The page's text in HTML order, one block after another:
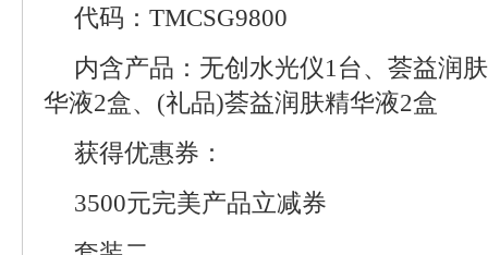
代码：TMCSG9800
内含产品：无创水光仪1台、荟益润
华液2盒、(礼品)荟益润肤精华液2盒
获得优惠券：
3500元完美产品立减券